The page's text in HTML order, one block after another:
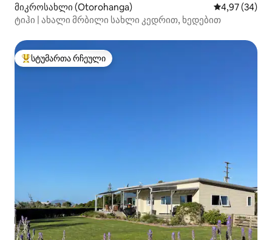
მიკროსახლი (Otorohanga) საშუალო
4,97 (34)
ტიჰი | ახალი მრბილი სახლი კედრით, ხედებით
სტუმართა რჩეული მოწინავე ვარიანტი
სტუმართა რჩეული